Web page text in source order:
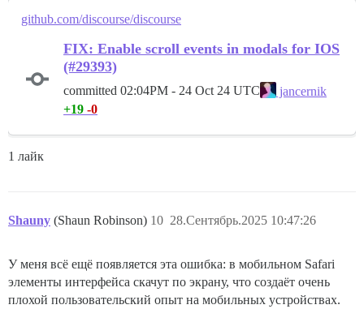
github.com/discourse/discourse
FIX: Enable scroll events in modals for IOS
(#29393)
committed 02:04PM - 24 Oct 24 UTC
jancernik
+19 -0
1 лайк
Shauny (Shaun Robinson) 28.Сентябрь.2025 10:47:26
10
У меня всё ещё появляется эта ошибка: в мобильном Safari
элементы интерфейса скачут по экрану, что создаёт очень
плохой пользовательский опыт на мобильных устройствах.